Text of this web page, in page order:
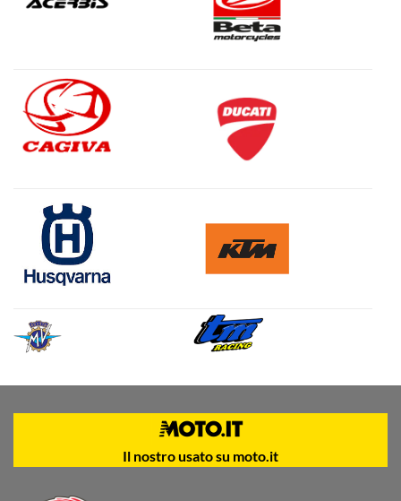
Il nostro usato su moto.it